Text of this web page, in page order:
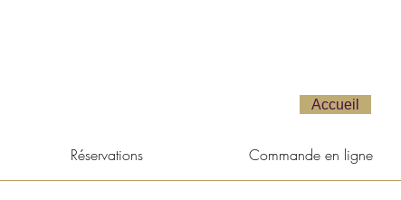
Accueil
Réservations Commande en ligne